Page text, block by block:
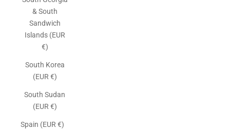
& South
Sandwich
Islands (EUR
€)
South Korea
(EUR €)
South Sudan
(EUR €)
Spain (EUR €)